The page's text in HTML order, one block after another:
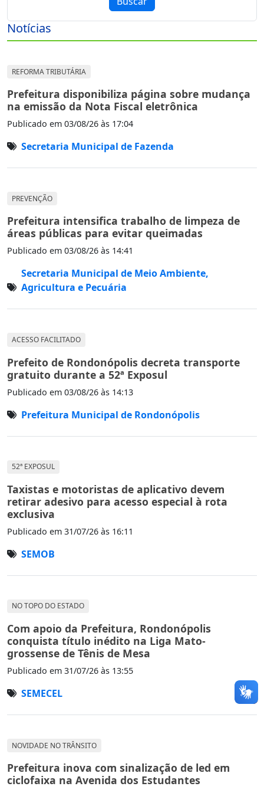
Notícias
REFORMA TRIBUTÁRIA
Prefeitura disponibiliza página sobre mudança
na emissão da Nota Fiscal eletrônica
Publicado em 03/08/26 às 17:04
Secretaria Municipal de Fazenda
PREVENÇÃO
Prefeitura intensifica trabalho de limpeza de
áreas públicas para evitar queimadas
Publicado em 03/08/26 às 14:41
Secretaria Municipal de Meio Ambiente,
Agricultura e Pecuária
ACESSO FACILITADO
Prefeito de Rondonópolis decreta transporte
gratuito durante a 52ª Exposul
Publicado em 03/08/26 às 14:13
Prefeitura Municipal de Rondonópolis
52ª EXPOSUL
Taxistas e motoristas de aplicativo devem
retirar adesivo para acesso especial à rota
exclusiva
Publicado em 31/07/26 às 16:11
SEMOB
NO TOPO DO ESTADO
Com apoio da Prefeitura, Rondonópolis
conquista título inédito na Liga Mato-
grossense de Tênis de Mesa
Publicado em 31/07/26 às 13:55
SEMECEL
NOVIDADE NO TRÂNSITO
Prefeitura inova com sinalização de led em
ciclofaixa na Avenida dos Estudantes